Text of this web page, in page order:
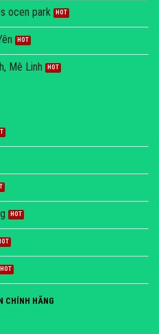
ocen park
Mê Linh
CHÍNH HÃNG